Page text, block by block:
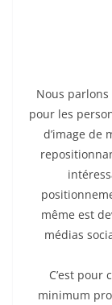
Nous
pour les
d’image de
même est
médias
C’est
minimum